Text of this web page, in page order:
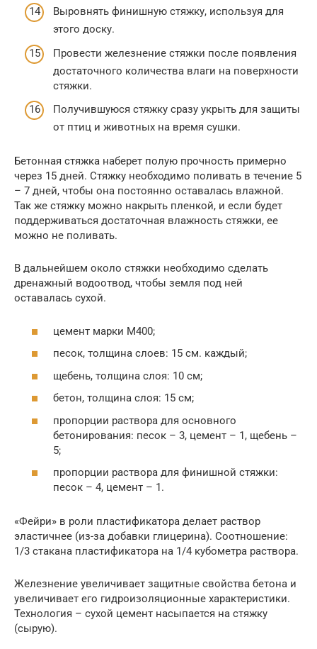
Выровнять финишную стяжку, используя для
этого доску.
Провести железнение стяжки после появления
достаточного количества влаги на поверхности
стяжки.
Получившуюся стяжку сразу укрыть для защиты
от птиц и животных на время сушки.
Бетонная стяжка наберет полую прочность примерно
через 15 дней. Стяжку необходимо поливать в течение 5
– 7 дней, чтобы она постоянно оставалась влажной.
Так же стяжку можно накрыть пленкой, и если будет
поддерживаться достаточная влажность стяжки, ее
можно не поливать.
В дальнейшем около стяжки необходимо сделать
дренажный водоотвод, чтобы земля под ней
оставалась сухой.
цемент марки М400;
песок, толщина слоев: 15 см. каждый;
щебень, толщина слоя: 10 см;
бетон, толщина слоя: 15 см;
пропорции раствора для основного
бетонирования: песок – 3, цемент – 1, щебень –
5;
пропорции раствора для финишной стяжки:
песок – 4, цемент – 1.
«Фейри» в роли пластификатора делает раствор
эластичнее (из-за добавки глицерина). Соотношение:
1/3 стакана пластификатора на 1/4 кубометра раствора.
Железнение увеличивает защитные свойства бетона и
увеличивает его гидроизоляционные характеристики.
Технология – сухой цемент насыпается на стяжку
(сырую).